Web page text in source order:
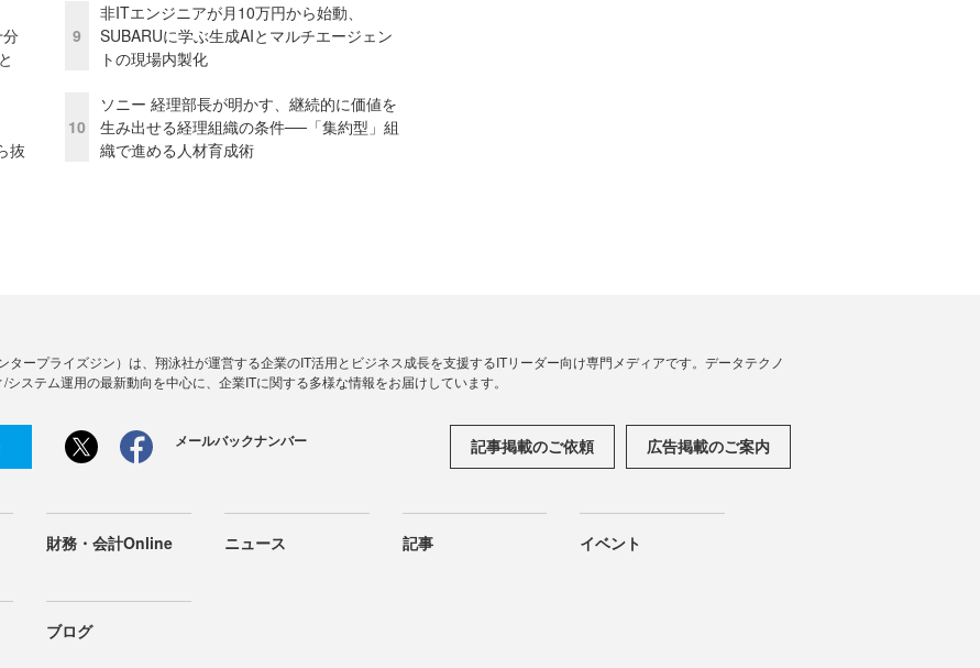
抜
9
非ITエンジニアが月10万円から始動、
SUBARUに学ぶ生成AIとマルチエージェン
トの現場内製化
10
ソニー 経理部長が明かす、継続的に価値を
生み出せる経理組織の条件──「集約型」組
織で進める人材育成術
タープライズジン）は、翔泳社が運営する企業のIT活用とビジネス成長を支援するITリーダー向け専門メディアです。データテクノ
システム運用の最新動向を中心に、企業ITに関する多様な情報をお届けしています。
メールバックナンバー 記事掲載のご依頼 広告掲載のご案内
財務・会計Online ニュース 記事 イベント
ブログ